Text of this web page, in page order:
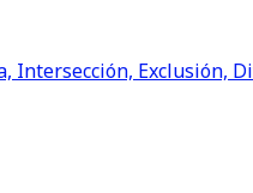
Intersección, Exclusión,